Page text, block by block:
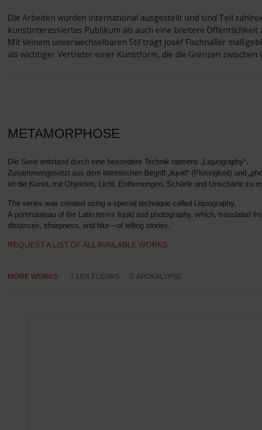
Die Arbeiten wurden international ausgestellt und sind Teil
kunstinteressiertes Publikum als auch eine breitere
Mit seinem unverwechselbaren Stil trägt Josef Fischnaller
als wichtiger Vertreter einer Kunstform, die die Grenzen
METAMORPHOSE
Die Serie entstand durch eine besondere Technik namens „Liquography“.
Zusammengesetzt aus dem lateinischen Begriff „liquid“ (Flüssigkeit) und
ist die Kunst, mit Objekten, Licht, Entfernungen, Schärfe und Unschärfe zu
The series was created using a special technique called Liquography.
A portmanteau of the Latin terms liquid and photography, which, translated
distances, sharpness, and blur—of telling stories.
REQUEST A LIST OF ALL AVAILABLE WORKS
MORE WORKS: LES FLEURS APOKALYPSE